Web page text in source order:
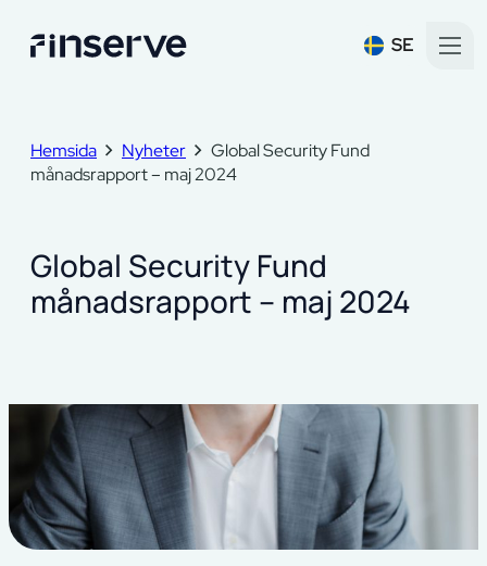
SE
Hemsida Nyheter
Global Security Fund
månadsrapport – maj 2024
Global Security Fund
månadsrapport – maj 2024